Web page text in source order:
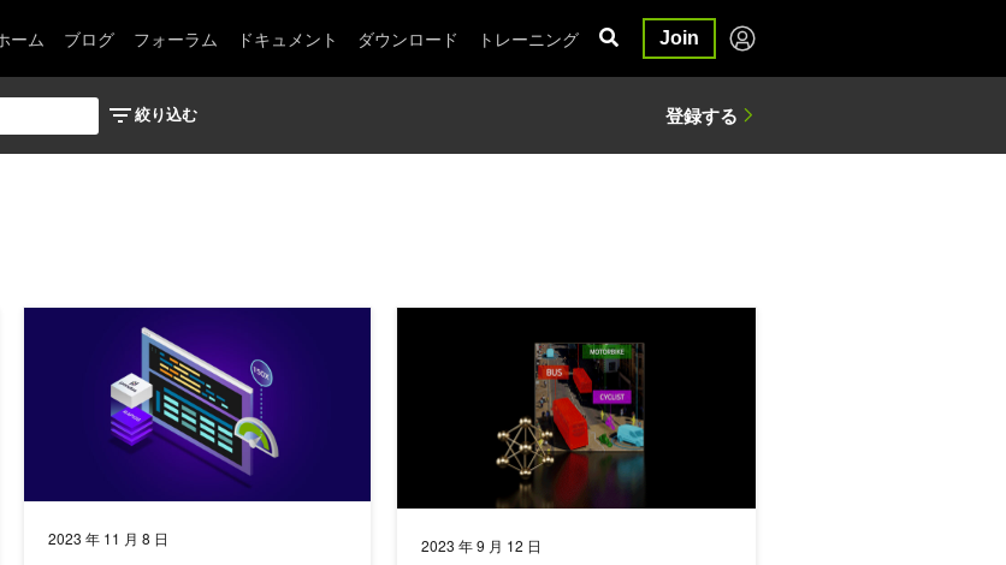
ーム ブログ フォーラム ドキュメント ダウンロード トレーニング Join
2023 年 11 月 8 日 2023 年 9 月 12 日